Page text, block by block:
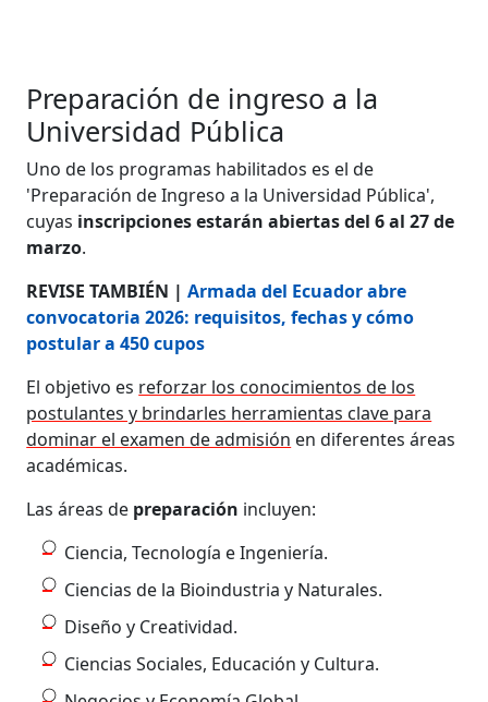
Preparación de ingreso a la
Universidad Pública
Uno de los programas habilitados es el de
'Preparación de Ingreso a la Universidad Pública',
cuyas inscripciones estarán abiertas del 6 al 27 de
marzo.
REVISE TAMBIÉN |Armada del Ecuador abre
convocatoria 2026: requisitos, fechas y cómo
postular a 450 cupos
El objetivo es reforzar los conocimientos de los
postulantes y brindarles herramientas clave para
dominar el examen de admisión en diferentes áreas
académicas.
Las áreas de preparación incluyen:
Ciencia, Tecnología e Ingeniería.
Ciencias de la Bioindustria y Naturales.
Diseño y Creatividad.
Ciencias Sociales, Educación y Cultura.